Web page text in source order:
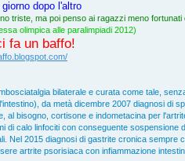
dopo l'altro
triste, ma poi penso ai ragazzi meno
olimpica alle paralimpiadi 2012)
fa un baffo!
bilaterale e curata come tale,
da metà dicembre 2007 diagnosi di
al bisogno, cortisone e indometacina per
di calo linfociti con conseguente
Nel 2015 diagnosi di gastrite cronica
artrite psorisiaca con infiammazione